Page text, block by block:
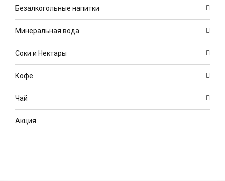
Безалкогольные напитки
Минеральная вода
Соки и Нектары
Кофе
Чай
Акция